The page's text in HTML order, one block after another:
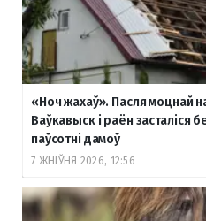
«Ноч жахаў». Пасля моцнай
Ваўкавыск і раён засталіся
паўсотні дамоў
7 ЖНІЎНЯ 2026, 12:56